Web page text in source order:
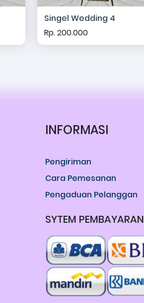
Singel Wedding 4
Rp. 200.000
INFORMASI
Pengiriman
Cara Pemesanan
Pengaduan Pelanggan
SYTEM PEMBAYARAN